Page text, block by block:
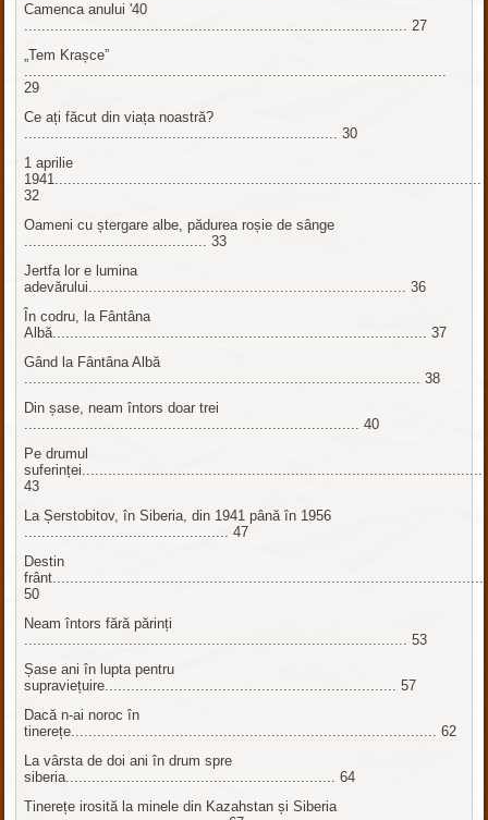
Camenca anului '40
........................................................................................ 27
„Tem Krașce”
.................................................................................................
29
Ce ați făcut din viața noastră?
........................................................................ 30
1 aprilie
1941..................................................................................................
32
Oameni cu ștergare albe, pădurea roșie de sânge
.......................................... 33
Jertfa lor e lumina
adevărului......................................................................... 36
În codru, la Fântâna
Albă...................................................................................... 37
Gând la Fântâna Albă
........................................................................................... 38
Din șase, neam întors doar trei
............................................................................. 40
Pe drumul
43
La Șerstobitov, în Siberia, din 1941 până în 1956
............................................... 47
Destin
50
Neam întors fără părinți
........................................................................................ 53
Șase ani în lupta pentru
supraviețuire................................................................... 57
Dacă n-ai noroc în
tinerețe.................................................................................... 62
La vârsta de doi ani în drum spre
siberia.............................................................. 64
Tinerețe irosită la minele din Kazahstan și Siberia